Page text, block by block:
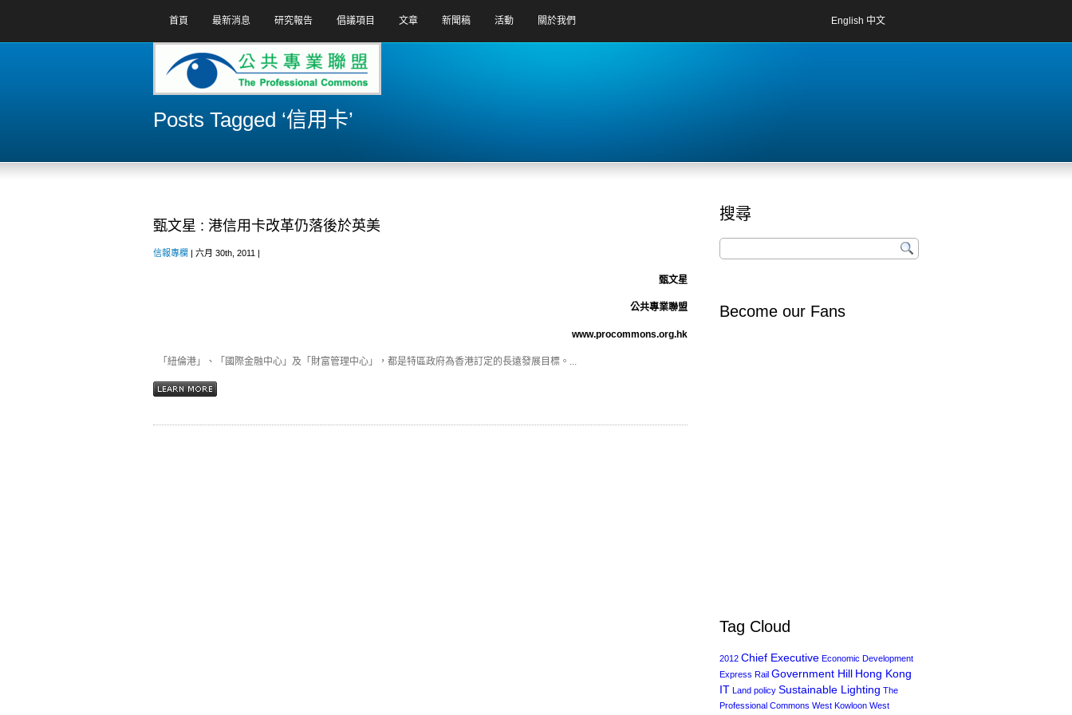
首頁 最新消息 研究報告 倡議項目 文章 新聞稿 活動 關於我們 English 中文
Posts Tagged ‘信用卡’
甄文星 : 港信用卡改革仍落後於英美
信報專欄 | 六月 30th, 2011 |
甄文星
公共專業聯盟
www.procommons.org.hk
「紐倫港」、「國際金融中心」及「財富管理中心」，都是特區政府為香港訂定的長遠發展目標。...
搜尋
Become our Fans
Tag Cloud
2012 Chief Executive Economic Development
Express Rail Government Hill Hong Kong
IT Land policy Sustainable Lighting The
Professional Commons West Kowloon West